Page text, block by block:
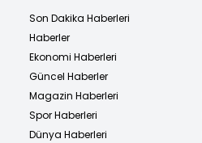
Son Dakika Haberleri
Haberler
Ekonomi Haberleri
Güncel Haberler
Magazin Haberleri
Spor Haberleri
Dünya Haberleri